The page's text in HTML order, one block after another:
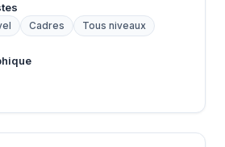
Cadres Tous niveaux